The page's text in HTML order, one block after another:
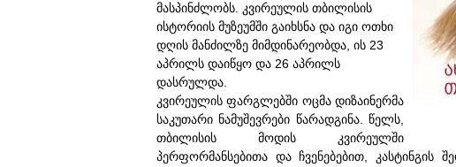
მასპინძლობს. კვირეულის თბილისის
ისტორიის მუზეუმში გაიხსნა და იგი ოთხი
დღის მანძილზე მიმდინარეობდა, ის 23
აპრილს დაიწყო და 26 აპრილს
დასრულდა.
კვირეულის ფარგლებში ოცმა დიზაინერმა
საკუთარი ნამუშევრები წარადგინა. წელს,
თბილისის მოდის კვირეულში
პერფორმანსებითა და ჩვენებებით, კასტინგის